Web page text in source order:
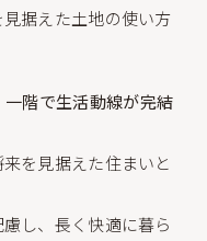
据えた土地の使い方
一階で生活動線が完結
を見据えた住まいと
し、長く快適に暮ら